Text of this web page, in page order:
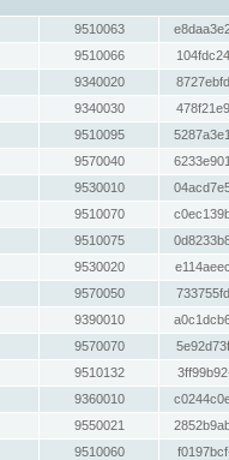
9510063
9510066
9340020
9340030
9510095
9570040
9530010
9510070
9510075
9530020
9570050
9390010
9570070
9510132
9360010
9550021
9510060